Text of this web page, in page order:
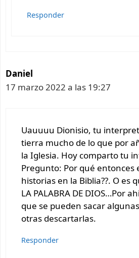
Responder
Daniel
17 marzo 2022 a las 19:27
Uauuuu Dionisio, tu
tierra mucho de lo que por
la Iglesia. Hoy comparto tu
Pregunto: Por qué entonces
historias en la Biblia??. O es
LA PALABRA DE DIOS…Por
que se pueden sacar
otras descartarlas.
Responder